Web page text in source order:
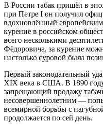
В России табак пришёл в
при Петре I он получил
вдохновлённый
курение в российском
всего несколькими
Фёдоровича, за курение
настолько суровой была
Первый законодательный
XIX века в США. В 1890
запрещающий продажу
несовершеннолетним —
всемирной борьбы с
продолжается по сей день.